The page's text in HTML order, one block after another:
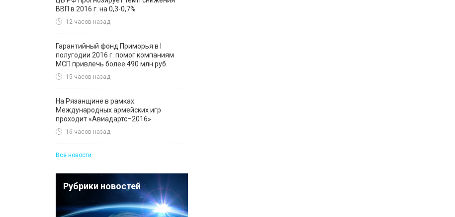
ВВП в 2016 г. на 0,3-0,7%
12 часов назад
Гарантийный фонд Приморья в I
полугодии 2016 г. помог компаниям
МСП привлечь более 490 млн руб.
15 часов назад
На Рязанщине в рамках
Международных армейских игр
проходит «Авиадартс–2016»
16 часов назад
Все новости
Рубрики новостей